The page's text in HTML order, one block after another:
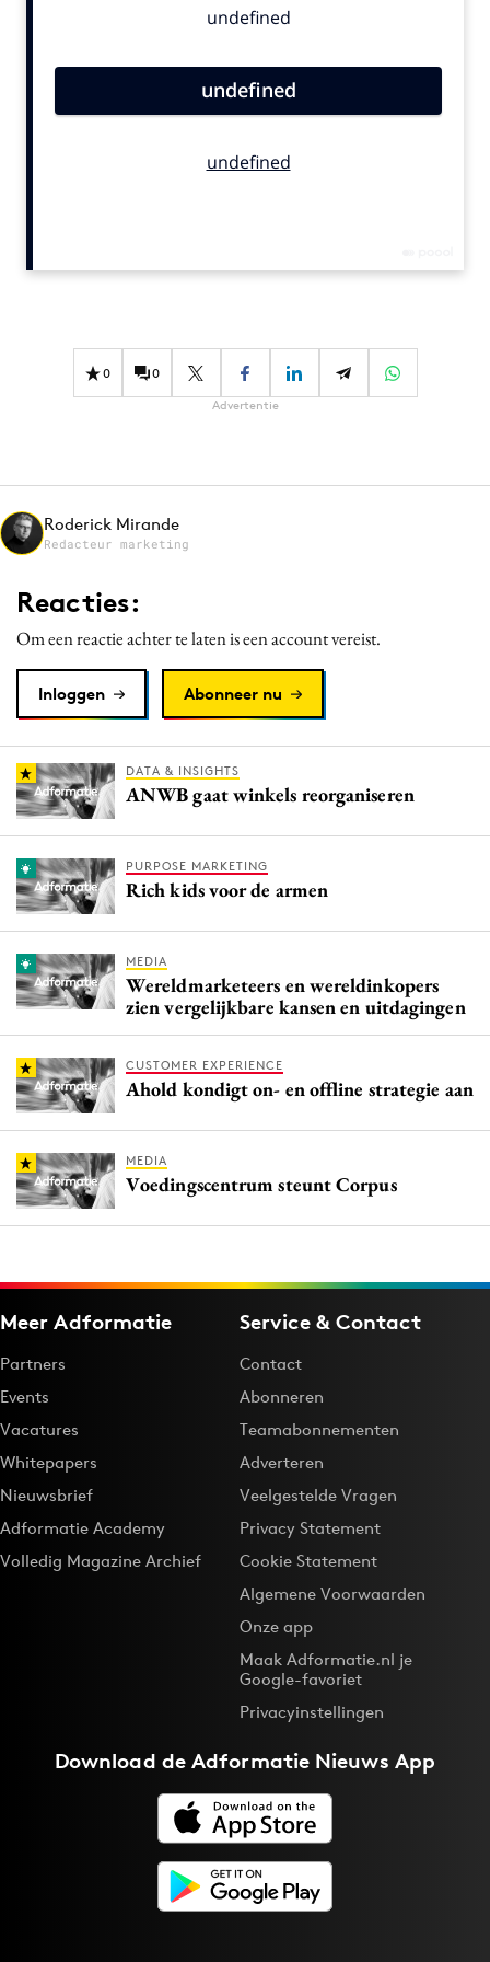
Contentmarketing
Effectiviteit
Gedragsverandering
Martech
Media
Merkstrategie
Programmatic
Purpose Marketing
Reputatie & crisis
0 0
Advertentie
Roderick Mirande
Redacteur marketing
Reacties:
Om een reactie achter te laten is een account vereist.
Inloggen Abonneer nu
DATA & INSIGHTS
ANWB gaat winkels reorganiseren
PURPOSE MARKETING
Rich kids voor de armen
MEDIA
Wereldmarketeers en wereldinkopers
zien vergelijkbare kansen en uitdagingen
CUSTOMER EXPERIENCE
Ahold kondigt on- en offline strategie aan
MEDIA
Voedingscentrum steunt Corpus
Meer Adformatie
Partners
Events
Vacatures
Whitepapers
Nieuwsbrief
Adformatie Academy
Volledig Magazine Archief
Service & Contact
Contact
Abonneren
Teamabonnementen
Adverteren
Veelgestelde Vragen
Privacy Statement
Cookie Statement
Algemene Voorwaarden
Onze app
Maak Adformatie.nl je
Google-favoriet
Privacyinstellingen
Download deAdformatie Nieuws App